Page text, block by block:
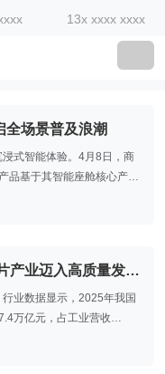
13x xxxx xxxx
全场景普及浪潮
式智能体验。4月8日，商
品基于其智能座舱核心产品
试图通过跨设备协同让AI
产业迈入高质量发展
业数据显示，2025年我国
万亿元，占工业营收
万亿，较2024年初增长超